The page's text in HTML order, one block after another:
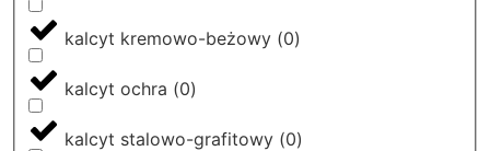
kalcyt kremowo-beżowy (0)
kalcyt ochra (0)
kalcyt stalowo-grafitowy (0)